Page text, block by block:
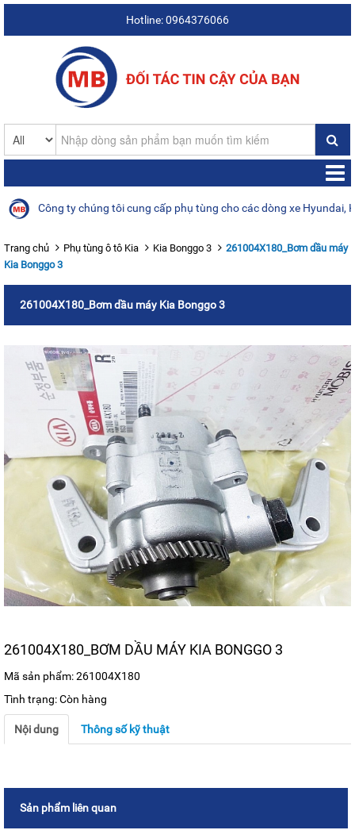
Hotline: 0964376066
Công ty chúng tôi cung cấp phụ tùng cho các dòng xe Hyundai, Kia,
Trang chủ Phụ tùng ô tô Kia Kia Bonggo 3
261004X180_Bơm dầu máy
Kia Bonggo 3
261004X180_Bơm dầu máy Kia Bonggo 3
261004X180_BƠM DẦU MÁY KIA BONGGO 3
Mã sản phẩm: 261004X180
Tình trạng: Còn hàng
Nội dung Thông số kỹ thuật
Sản phẩm liên quan